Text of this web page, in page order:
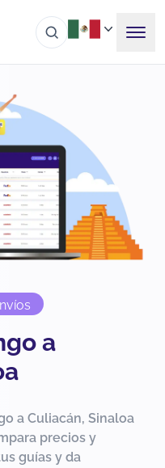
a
a Culiacán, Sinaloa
precios y
guías y da